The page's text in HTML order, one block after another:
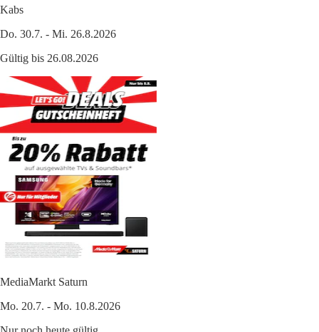
Kabs
Do. 30.7. - Mi. 26.8.2026
Gültig bis 26.08.2026
MediaMarkt Saturn
Mo. 20.7. - Mo. 10.8.2026